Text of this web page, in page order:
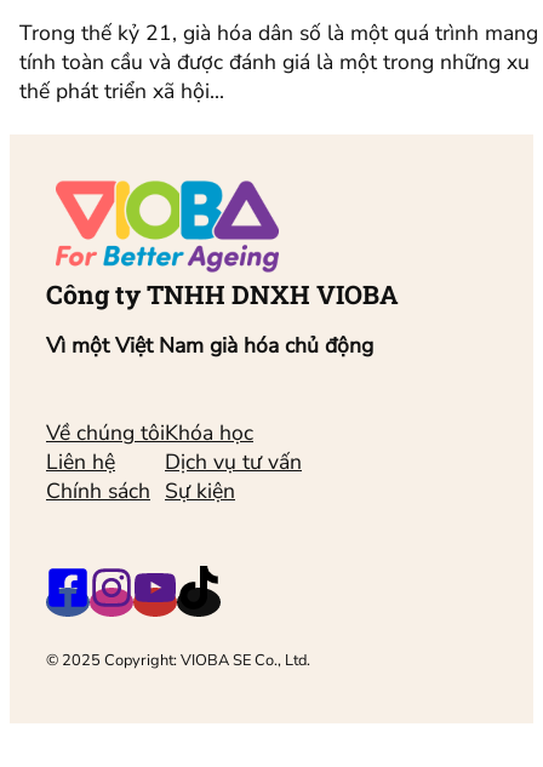
Trong thế kỷ 21, già hóa dân số là một quá trình mang
tính toàn cầu và được đánh giá là một trong những xu
thế phát triển xã hội…
Công ty TNHH DNXH VIOBA
Vì một Việt Nam già hóa chủ động
Về chúng tôi
Liên hệ
Chính sách
Khóa học
Dịch vụ tư vấn
Sự kiện
© 2025 Copyright: VIOBA SE Co., Ltd.